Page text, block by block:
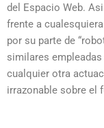
del Espacio Web.
frente a
por su parte de
similares
cualquier otra
irrazonable sobre el